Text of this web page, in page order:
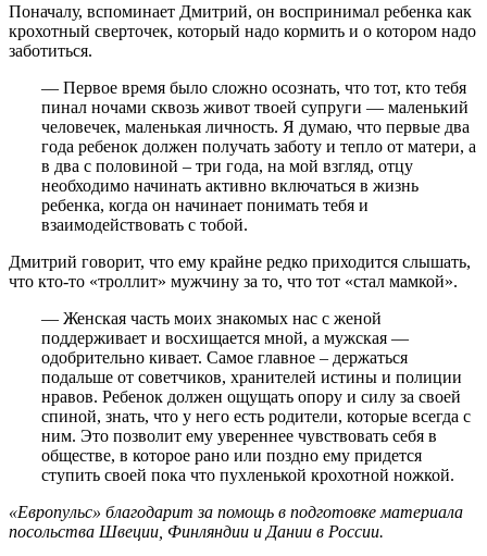
Поначалу, вспоминает Дмитрий, он воспринимал ребенка как
крохотный сверточек, который надо кормить и о котором надо
заботиться.
— Первое время было сложно осознать, что тот, кто тебя
пинал ночами сквозь живот твоей супруги — маленький
человечек, маленькая личность. Я думаю, что первые два
года ребенок должен получать заботу и тепло от матери, а
в два с половиной – три года, на мой взгляд, отцу
необходимо начинать активно включаться в жизнь
ребенка, когда он начинает понимать тебя и
взаимодействовать с тобой.
Дмитрий говорит, что ему крайне редко приходится слышать,
что кто-то «троллит» мужчину за то, что тот «стал мамкой».
— Женская часть моих знакомых нас с женой
поддерживает и восхищается мной, а мужская —
одобрительно кивает. Самое главное – держаться
подальше от советчиков, хранителей истины и полиции
нравов. Ребенок должен ощущать опору и силу за своей
спиной, знать, что у него есть родители, которые всегда с
ним. Это позволит ему увереннее чувствовать себя в
обществе, в которое рано или поздно ему придется
ступить своей пока что пухленькой крохотной ножкой.
«Европульс» благодарит за помощь в подготовке материала
посольства Швеции, Финляндии и Дании в России.